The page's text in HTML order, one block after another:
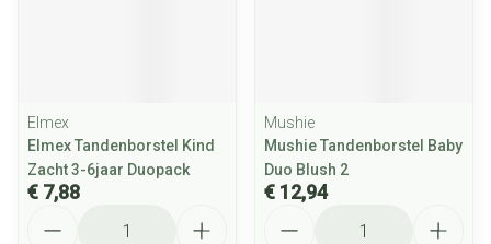
Elmex
Elmex Tandenborstel Kind
Zacht 3-6jaar Duopack
€ 7,88
Mushie
Mushie Tandenborstel Baby
Duo Blush 2
€ 12,94